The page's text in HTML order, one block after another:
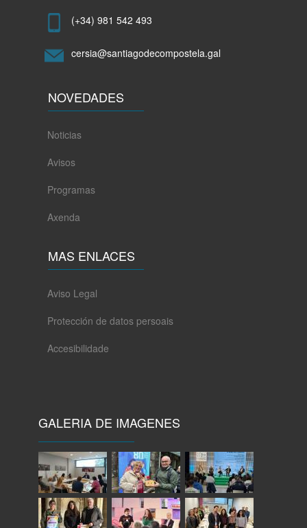
(+34) 981 542 493
cersia@santiagodecompostela.gal
NOVEDADES
Noticias
Avisos
Programas
Axenda
MAS ENLACES
Aviso Legal
Protección de datos persoais
Accesibilidade
GALERIA DE IMAGENES